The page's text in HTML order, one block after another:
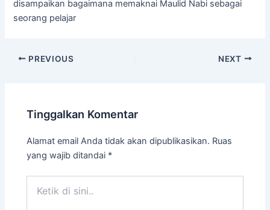
disampaikan bagaimana memaknai Maulid Nabi sebagai
seorang pelajar
PREVIOUS NEXT
Tinggalkan Komentar
Alamat email Anda tidak akan dipublikasikan. Ruas
yang wajib ditandai *